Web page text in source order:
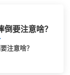
倒要注意啥？
注意啥？